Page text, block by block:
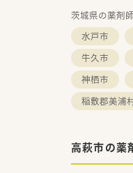
茨城県の薬剤
水戸市
牛久市
神栖市
稲敷郡美浦
高萩市の薬